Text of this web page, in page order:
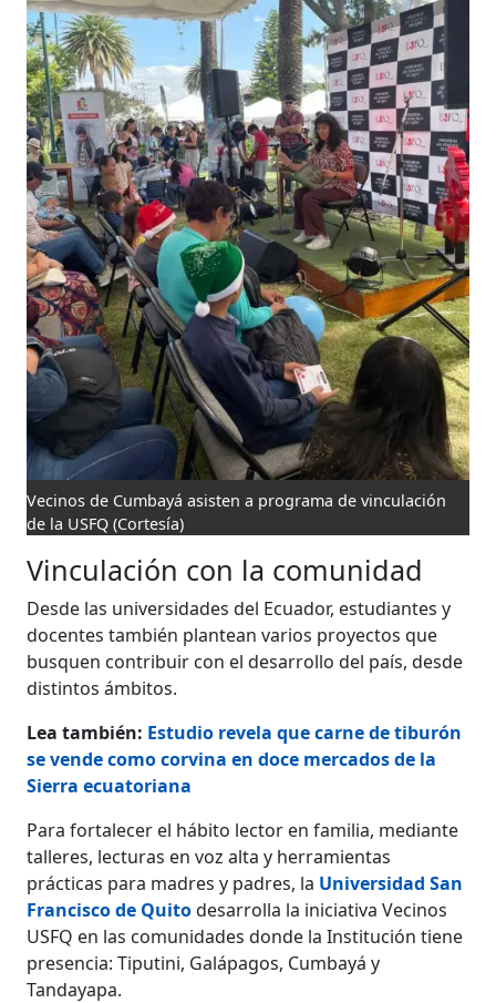
Vecinos de Cumbayá asisten a programa de vinculación
de la USFQ (Cortesía)
Vinculación con la comunidad
Desde las universidades del Ecuador, estudiantes y
docentes también plantean varios proyectos que
busquen contribuir con el desarrollo del país, desde
distintos ámbitos.
Lea también: Estudio revela que carne de tiburón
se vende como corvina en doce mercados de la
Sierra ecuatoriana
Para fortalecer el hábito lector en familia, mediante
talleres, lecturas en voz alta y herramientas
prácticas para madres y padres, la Universidad San
Francisco de Quitodesarrolla la iniciativa Vecinos
USFQ en las comunidades donde la Institución tiene
presencia: Tiputini, Galápagos, Cumbayá y
Tandayapa.